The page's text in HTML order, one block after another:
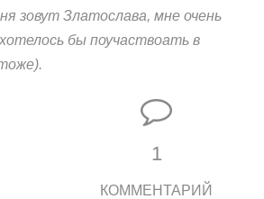
зовут Златослава, мне очень
бы поучаствоать в
1
КОММЕНТАРИЙ